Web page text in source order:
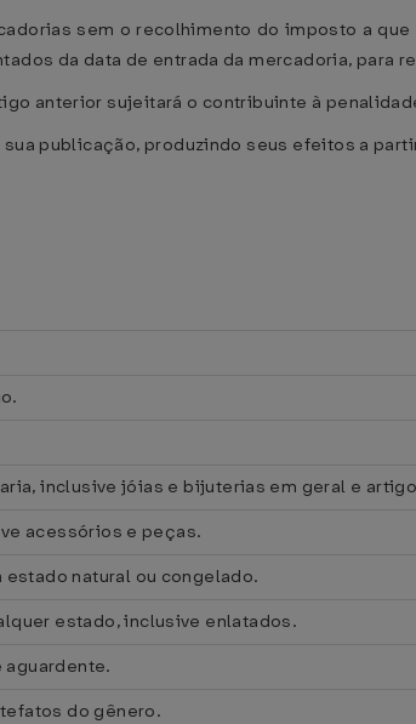
sem o recolhimento do imposto a
da data de entrada da mercadoria, para
anterior sujeitará o contribuinte à
sua publicação, produzindo seus efeitos a
inclusive jóias e bijuterias em geral e
acessórios e peças.
natural ou congelado.
estado, inclusive enlatados.
do gênero.